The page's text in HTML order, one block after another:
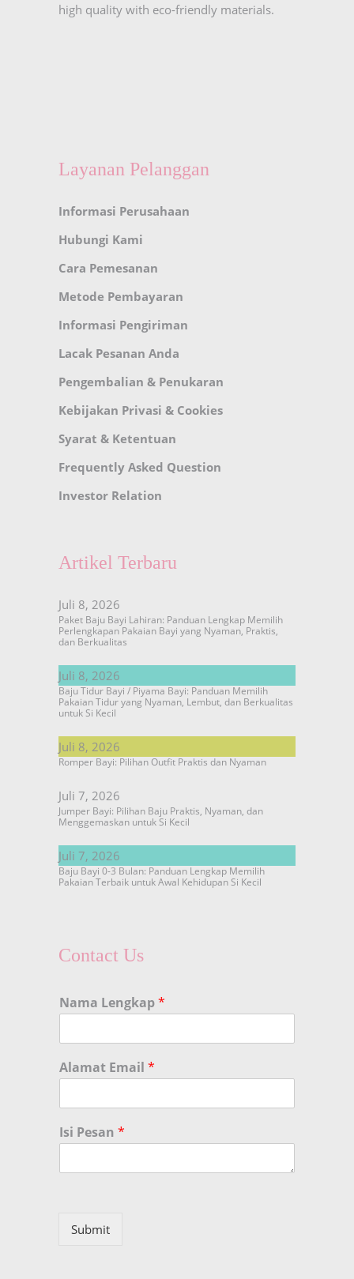
high quality with eco-friendly materials.
Layanan Pelanggan
Informasi Perusahaan
Hubungi Kami
Cara Pemesanan
Metode Pembayaran
Informasi Pengiriman
Lacak Pesanan Anda
Pengembalian & Penukaran
Kebijakan Privasi & Cookies
Syarat & Ketentuan
Frequently Asked Question
Investor Relation
Artikel Terbaru
Juli 8, 2026
Paket Baju Bayi Lahiran: Panduan Lengkap Memilih
Perlengkapan Pakaian Bayi yang Nyaman, Praktis,
dan Berkualitas
Juli 8, 2026
Baju Tidur Bayi / Piyama Bayi: Panduan Memilih
Pakaian Tidur yang Nyaman, Lembut, dan Berkualitas
untuk Si Kecil
Juli 8, 2026
Romper Bayi: Pilihan Outfit Praktis dan Nyaman
Juli 7, 2026
Jumper Bayi: Pilihan Baju Praktis, Nyaman, dan
Menggemaskan untuk Si Kecil
Juli 7, 2026
Baju Bayi 0-3 Bulan: Panduan Lengkap Memilih
Pakaian Terbaik untuk Awal Kehidupan Si Kecil
Contact Us
Nama Lengkap*
Alamat Email *
Isi Pesan *
Submit